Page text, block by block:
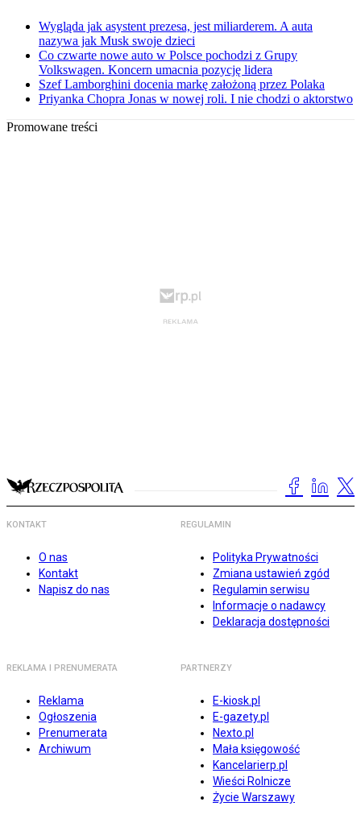
Wygląda jak asystent prezesa, jest miliarderem. A auta
nazywa jak Musk swoje dzieci
Co czwarte nowe auto w Polsce pochodzi z Grupy
Volkswagen. Koncern umacnia pozycję lidera
Szef Lamborghini docenia markę założoną przez Polaka
Priyanka Chopra Jonas w nowej roli. I nie chodzi o aktorstwo
Promowane treści
KONTAKT
O nas
Kontakt
Napisz do nas
REGULAMIN
Polityka Prywatności
Zmiana ustawień zgód
Regulamin serwisu
Informacje o nadawcy
Deklaracja dostępności
REKLAMA I PRENUMERATA
Reklama
Ogłoszenia
Prenumerata
Archiwum
PARTNERZY
E-kiosk.pl
E-gazety.pl
Nexto.pl
Mała księgowość
Kancelarierp.pl
Wieści Rolnicze
Życie Warszawy